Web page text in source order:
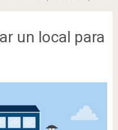
un local para